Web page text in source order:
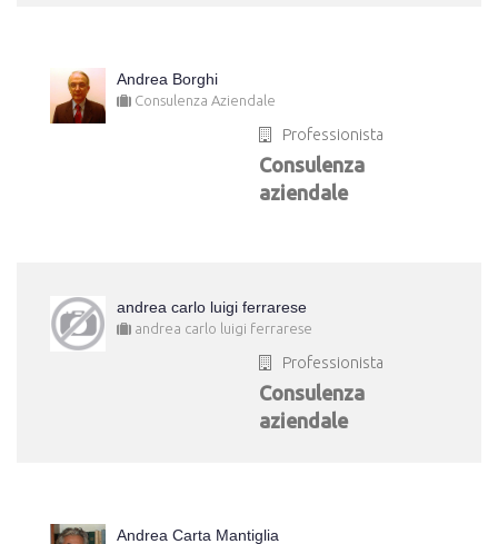
Andrea Borghi
Consulenza Aziendale
Professionista
Consulenza
aziendale
andrea carlo luigi ferrarese
andrea carlo luigi ferrarese
Professionista
Consulenza
aziendale
Andrea Carta Mantiglia